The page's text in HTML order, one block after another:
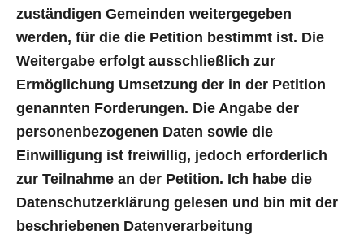
zuständigen Gemeinden weitergegeben
werden, für die die Petition bestimmt ist. Die
Weitergabe erfolgt ausschließlich zur
Ermöglichung Umsetzung der in der Petition
genannten Forderungen. Die Angabe der
personenbezogenen Daten sowie die
Einwilligung ist freiwillig, jedoch erforderlich
zur Teilnahme an der Petition. Ich habe die
Datenschutzerklärung gelesen und bin mit der
beschriebenen Datenverarbeitung